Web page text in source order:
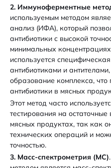
2. Иммуноферментные
используемым методом
анализ (ИФА), который
антибиотики с высокой
минимальных
используется
антибиотиками и
образование комплекса, что
антибиотики в мясных
Этот метод часто
тестирования на
мясных продуктах, так как
технических операций и
точностью.
3. Масс-спектрометрия (МС)